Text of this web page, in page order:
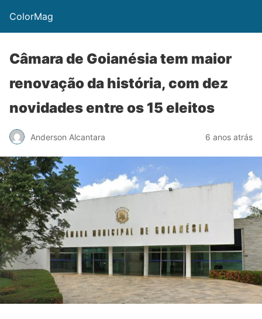
ColorMag
Câmara de Goianésia tem maior
renovação da história, com dez
novidades entre os 15 eleitos
Anderson Alcantara 6 anos atrás